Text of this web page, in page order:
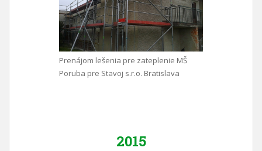
Prenájom lešenia pre zateplenie MŠ
Poruba pre Stavoj s.r.o. Bratislava
2015